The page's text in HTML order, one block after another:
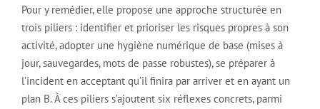
Pour y remédier, elle propose une approche structurée en
trois piliers : identifier et prioriser les risques propres à son
activité, adopter une hygiène numérique de base (mises à
jour, sauvegardes, mots de passe robustes), se préparer à
l’incident en acceptant qu’il finira par arriver et en ayant un
plan B. À ces piliers s’ajoutent six réflexes concrets, parmi